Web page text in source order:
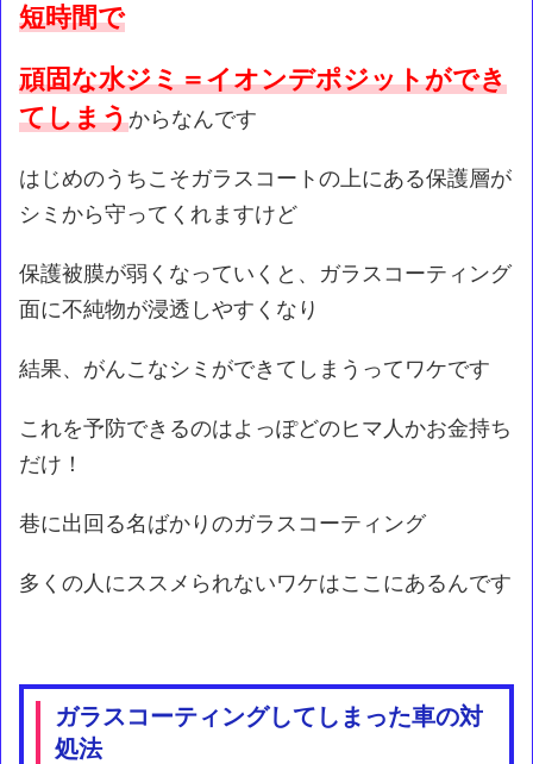
短時間で
頑固な水ジミ＝イオンデポジットができ
てしまうからなんです
はじめのうちこそガラスコートの上にある保護層が
シミから守ってくれますけど
保護被膜が弱くなっていくと、ガラスコーティング
面に不純物が浸透しやすくなり
結果、がんこなシミができてしまうってワケです
これを予防できるのはよっぽどのヒマ人かお金持ち
だけ！
巷に出回る名ばかりのガラスコーティング
多くの人にススメられないワケはここにあるんです
ガラスコーティングしてしまった車の対
処法